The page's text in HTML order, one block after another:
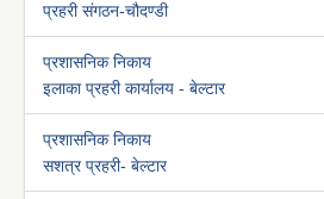
प्रहरी संगठन-चौदण्डी
प्रशासनिक निकाय
इलाका प्रहरी कार्यालय - बेल्टार
प्रशासनिक निकाय
सशत्र प्रहरी- बेल्टार